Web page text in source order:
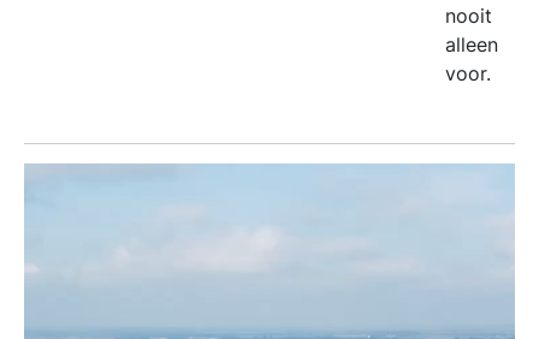
nooit
alleen
voor.